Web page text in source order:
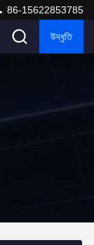
86-15622853785
উদ্ধৃতি